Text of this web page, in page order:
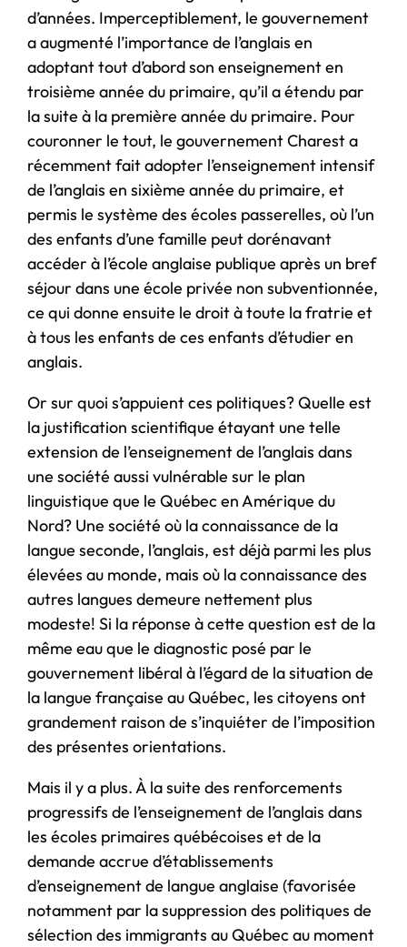
d’années. Imperceptiblement, le gouvernement
a augmenté l’importance de l’anglais en
adoptant tout d’abord son enseignement en
troisième année du primaire, qu’il a étendu par
la suite à la première année du primaire. Pour
couronner le tout, le gouvernement Charest a
récemment fait adopter l’enseignement intensif
de l’anglais en sixième année du primaire, et
permis le système des écoles passerelles, où l’un
des enfants d’une famille peut dorénavant
accéder à l’école anglaise publique après un bref
séjour dans une école privée non subventionnée,
ce qui donne ensuite le droit à toute la fratrie et
à tous les enfants de ces enfants d’étudier en
anglais.
Or sur quoi s’appuient ces politiques? Quelle est
la justification scientifique étayant une telle
extension de l’enseignement de l’anglais dans
une société aussi vulnérable sur le plan
linguistique que le Québec en Amérique du
Nord? Une société où la connaissance de la
langue seconde, l’anglais, est déjà parmi les plus
élevées au monde, mais où la connaissance des
autres langues demeure nettement plus
modeste! Si la réponse à cette question est de la
même eau que le diagnostic posé par le
gouvernement libéral à l’égard de la situation de
la langue française au Québec, les citoyens ont
grandement raison de s’inquiéter de l’imposition
des présentes orientations.
Mais il y a plus. À la suite des renforcements
progressifs de l’enseignement de l’anglais dans
les écoles primaires québécoises et de la
demande accrue d’établissements
d’enseignement de langue anglaise (favorisée
notamment par la suppression des politiques de
sélection des immigrants au Québec au moment